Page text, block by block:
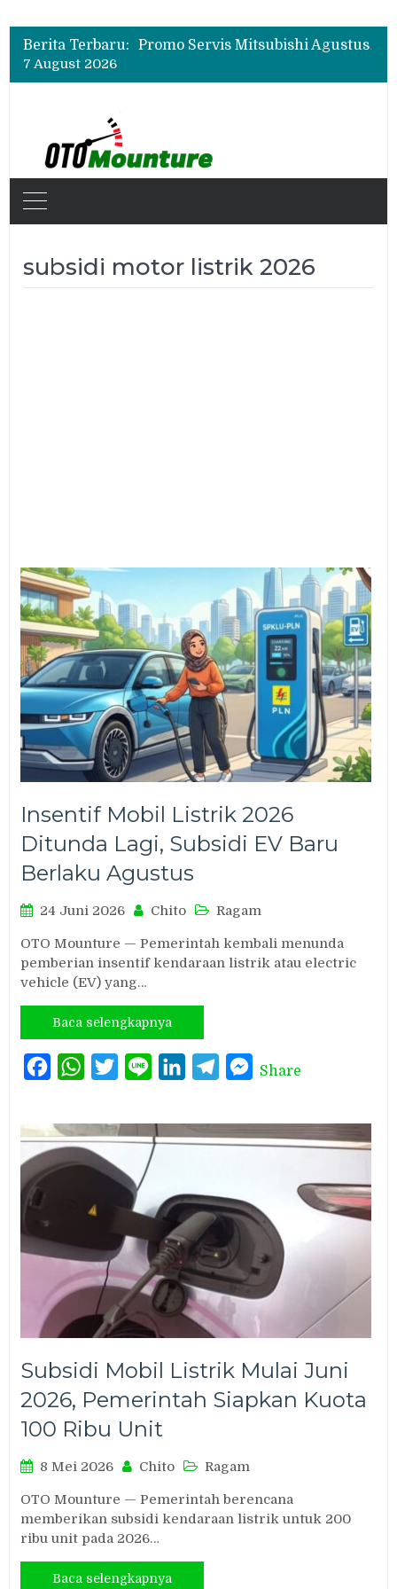
Berita Terbaru:
Bukan Cuma Layar 14,6 Inci, Ini Fitur Pintar Changan Nevo Q05 yang Dibanderol Rp309 Juta
Promo Servis Mitsubishi Agustus 2026, Ada Diskon ESP dan Bodi & Cat Kilau Merdeka
Bukan Cuma Layar 14,6 Inci, Ini Fitur Pintar Changan Nevo Q05 yang Dibanderol Rp309 Juta
7 August 2026
subsidi motor listrik 2026
Insentif Mobil Listrik 2026
Ditunda Lagi, Subsidi EV Baru
Berlaku Agustus
24 Juni 2026 Chito Ragam
OTO Mounture — Pemerintah kembali menunda
pemberian insentif kendaraan listrik atau electric
vehicle (EV) yang…
Baca selengkapnya
FacebookWhatsAppTwitterLine LinkedInTelegramMessenger
Share
Subsidi Mobil Listrik Mulai Juni
2026, Pemerintah Siapkan Kuota
100 Ribu Unit
8 Mei 2026 Chito Ragam
OTO Mounture — Pemerintah berencana
memberikan subsidi kendaraan listrik untuk 200
ribu unit pada 2026…
Baca selengkapnya